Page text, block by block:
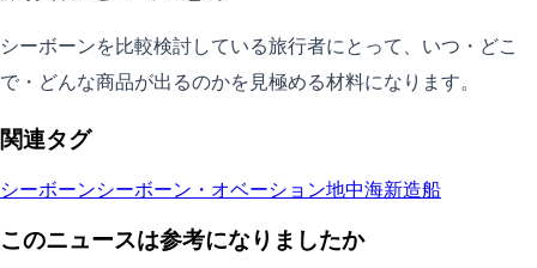
シーボーンを比較検討している旅行者にとって、いつ・どこ
で・どんな商品が出るのかを見極める材料になります。
関連タグ
シーボーンシーボーン・オベーション地中海新造船
このニュースは参考になりましたか